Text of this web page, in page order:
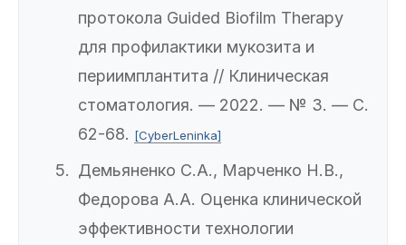
протокола Guided Biofilm Therapy
для профилактики мукозита и
периимплантита // Клиническая
стоматология. — 2022. — № 3. — С.
62-68. [CyberLeninka]
Демьяненко С.А., Марченко Н.В.,
Федорова А.А. Оценка клинической
эффективности технологии